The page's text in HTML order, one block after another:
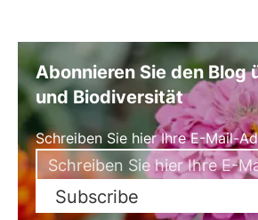
Abonnieren Sie den Blog
und Biodiversität
Schreiben Sie hier Ihre E-Mail-
Subscribe